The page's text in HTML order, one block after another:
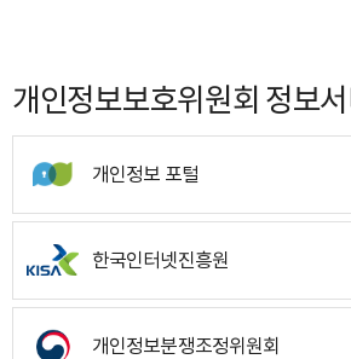
개인정보보호위원회 정보
개인정보 포털
한국인터넷진흥원
개인정보분쟁조정위원회